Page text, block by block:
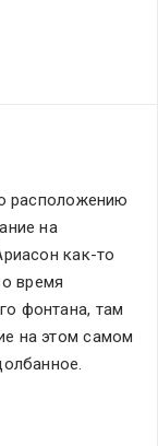
расположению
на
как-то
время
фонтана, там
на этом самом